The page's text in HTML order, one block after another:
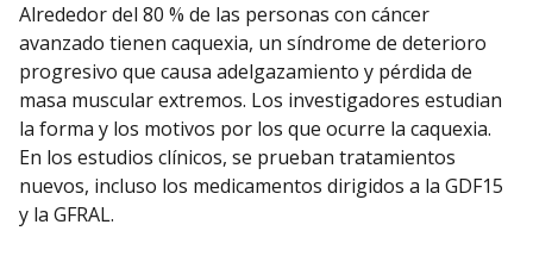
Alrededor del 80 % de las personas con cáncer
avanzado tienen caquexia, un síndrome de deterioro
progresivo que causa adelgazamiento y pérdida de
masa muscular extremos. Los investigadores estudian
la forma y los motivos por los que ocurre la caquexia.
En los estudios clínicos, se prueban tratamientos
nuevos, incluso los medicamentos dirigidos a la GDF15
y la GFRAL.